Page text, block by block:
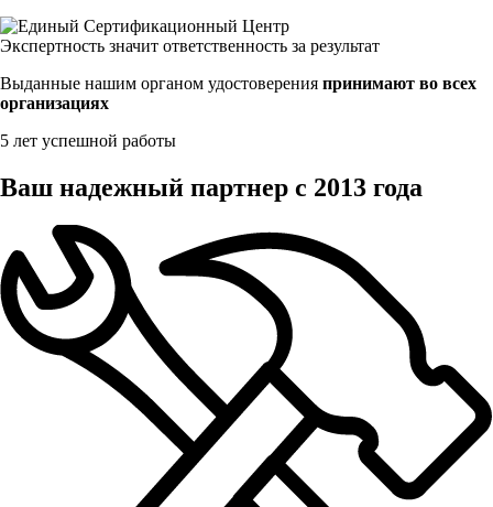
Экспертность значит ответственность за результат
Выданные нашим органом удостоверения принимают во всех
организациях
5 лет успешной работы
Ваш надежный партнер с 2013 года